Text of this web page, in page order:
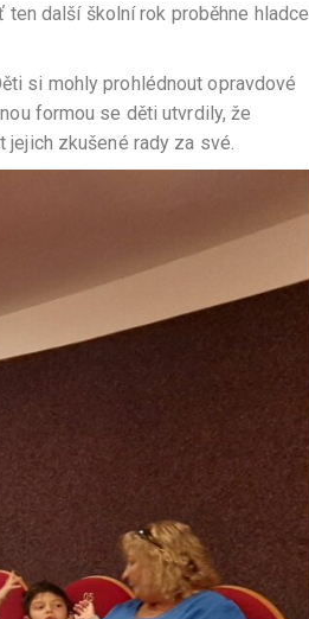
další školní rok proběhne hladce
si mohly prohlédnout opravdové
formou se děti utvrdily, že
jejich zkušené rady za své.